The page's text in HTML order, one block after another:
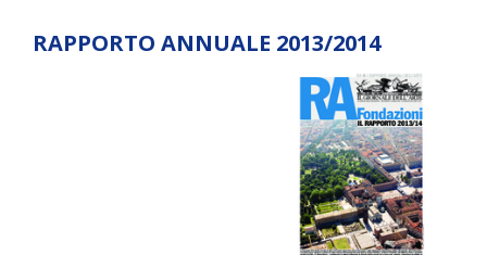
RAPPORTO ANNUALE 2013/2014